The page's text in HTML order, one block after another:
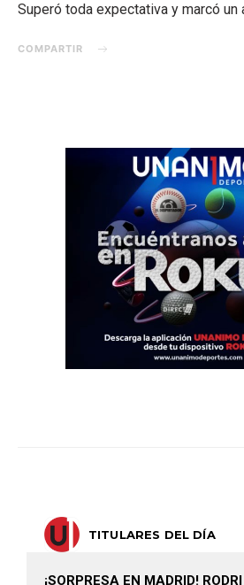
Superó toda expectativa y marcó un
COMPARTIR
TITULARES DEL DÍA
¡SORPRESA EN MADRID!